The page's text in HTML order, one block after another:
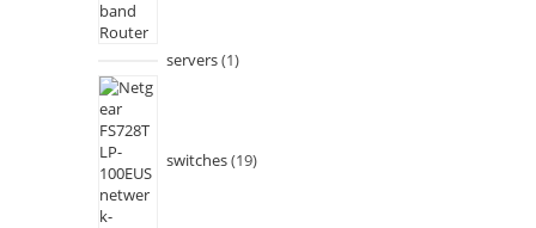
servers 1
switches 19